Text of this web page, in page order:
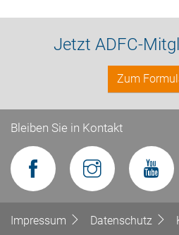
Jetzt ADFC-
Zum
Bleiben Sie in Kontakt
Impressum Datenschutz